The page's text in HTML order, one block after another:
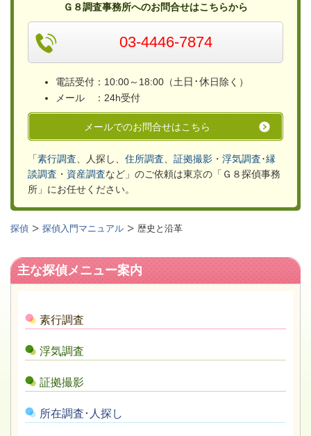
Ｇ８調査事務所へのお問合せはこちらから
03-4446-7874
電話受付：10:00～18:00（土日･休日除く）
メール ：24h受付
メールでのお問合せはこちら
「素行調査 、人探し、 住所調査 証拠撮影 ・ 浮気調査･縁
談調査 ・ 資産調査など」のご依頼は東京の「Ｇ８探偵事務
所」 にお任せください。
探偵 探偵入門マニュアル 歴史と沿革
主な探偵メニュー案内
素行調査
浮気調査
証拠撮影
所在調査･人探し